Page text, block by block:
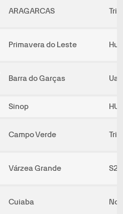
ARAGARCAS
Primavera do Leste
Barra do Garças
Sinop
Campo Verde
Várzea Grande S2
Cuiaba